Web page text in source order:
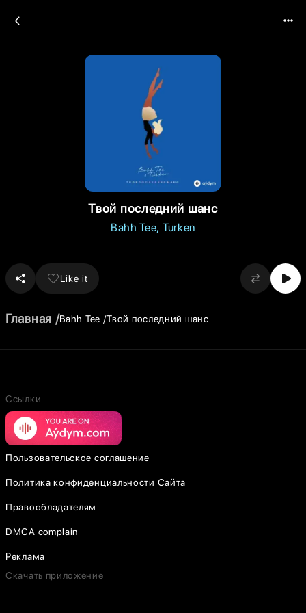
Твой последний шанс
Bahh Tee Turken
Like it
Главная Bahh Tee Твой последний шанс
Ссылки
Пользовательское соглашение
Политика конфиденциальности Сайта
Правообладателям
DMCA complain
Реклама
Скачать приложение